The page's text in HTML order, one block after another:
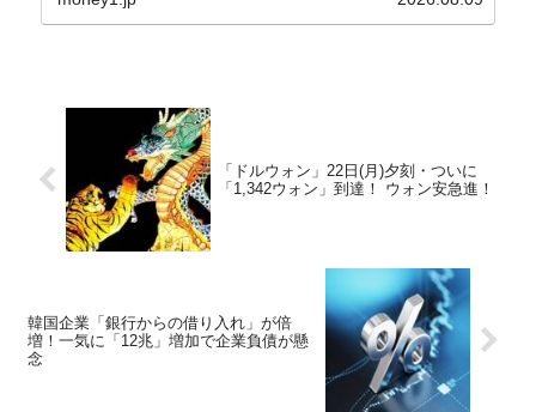
の経常収支です。2026年06月貿易収支：4...
「ドルウォン」22日(月)夕刻・ついに
「1,342ウォン」到達！ ウォン安急進！
韓国企業「銀行からの借り入れ」が倍
増！一気に「12兆」増加で企業負債が懸
念